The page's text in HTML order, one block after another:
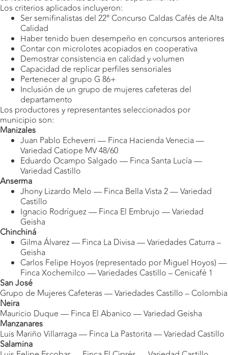
Los criterios aplicados incluyeron:
Ser semifinalistas del 22° Concurso Caldas Cafés de Alta
Calidad
Haber tenido buen desempeño en concursos anteriores
Contar con microlotes acopiados en cooperativa
Demostrar consistencia en calidad y volumen
Capacidad de replicar perfiles sensoriales
Pertenecer al grupo G 86+
Inclusión de un grupo de mujeres cafeteras del
departamento
Los productores y representantes seleccionados por
municipio son:
Manizales
Juan Pablo Echeverri — Finca Hacienda Venecia —
Variedad Catiope MV 48/60
Eduardo Ocampo Salgado — Finca Santa Lucía —
Variedad Castillo
Anserma
Jhony Lizardo Melo — Finca Bella Vista 2 — Variedad
Castillo
Ignacio Rodríguez — Finca El Embrujo — Variedad
Geisha
Chinchiná
Gilma Álvarez — Finca La Divisa — Variedades Caturra –
Geisha
Carlos Felipe Hoyos (representado por Miguel Hoyos) —
Finca Xochemilco — Variedades Castillo – Cenicafé 1
San José
Grupo de Mujeres Cafeteras — Variedades Castillo – Colombia
Neira
Mauricio Duque — Finca El Abanico — Variedad Geisha
Manzanares
Luis Mariño Villarraga — Finca La Pastorita — Variedad Castillo
Salamina